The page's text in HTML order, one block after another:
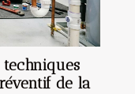
techniques
de la